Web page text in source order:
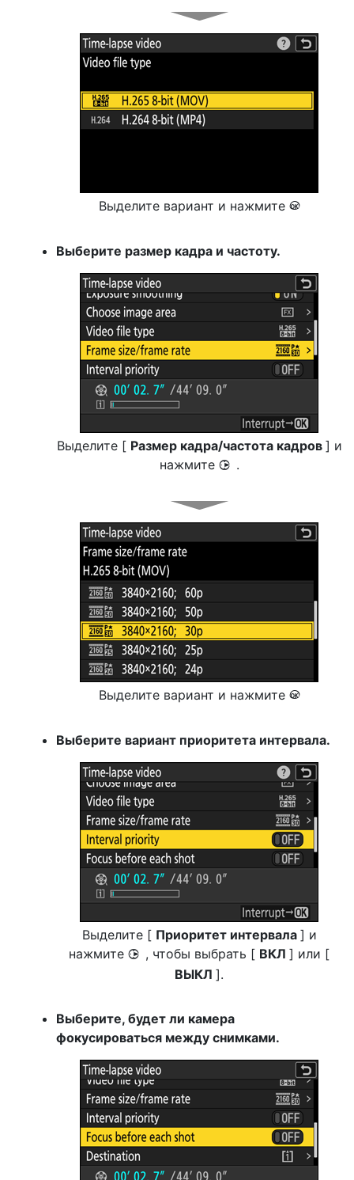
Выделите вариант и нажмите J
Выберите размер кадра и частоту.
Выделите [ Размер кадра/частота кадров ] и
нажмите 2 .
Выделите вариант и нажмите J
Выберите вариант приоритета интервала.
Выделите [ Приоритет интервала ] и
нажмите 2 , чтобы выбрать [ ВКЛ ] или [
ВЫКЛ ].
Выберите, будет ли камера
фокусироваться между снимками.